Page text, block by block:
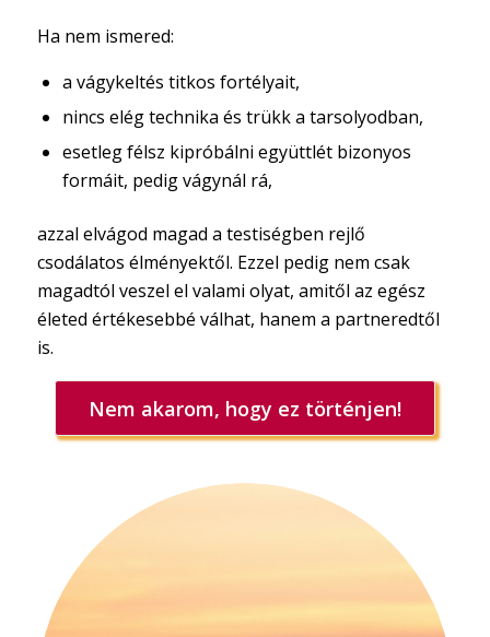
Ha nem ismered:
a vágykeltés titkos fortélyait,
nincs elég technika és trükk a tarsolyodban,
esetleg félsz kipróbálni együttlét bizonyos
formáit, pedig vágynál rá,
azzal elvágod magad a testiségben rejlő
csodálatos élményektől. Ezzel pedig nem csak
magadtól veszel el valami olyat, amitől az egész
életed értékesebbé válhat, hanem a partneredtől
is.
Nem akarom, hogy ez történjen!